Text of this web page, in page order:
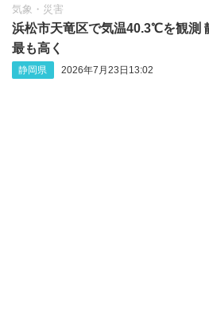
気象・災害
浜松市天竜区で気温40.3℃を観測
最も高く
静岡県 2026年7月23日13:02